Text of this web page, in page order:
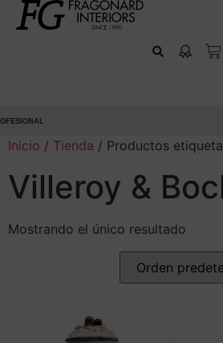
Inicio / Tienda / Productos
Villeroy &
Mostrando el único resultado